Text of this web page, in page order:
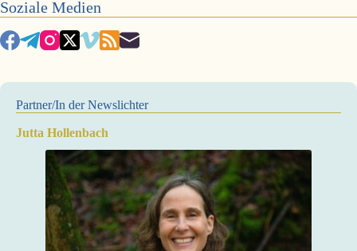
Soziale Medien
Partner/In der Newslichter
Jutta Hollenbach